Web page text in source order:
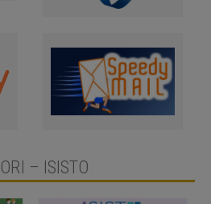
– ISISTO